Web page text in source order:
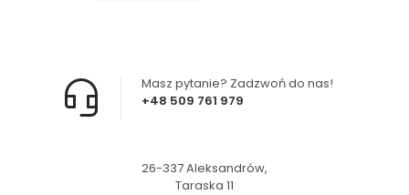
stronie
produktu
+48 509 761 979
Masz pytanie? Zadzwoń do nas!
26-337 Aleksandrów,
Taraska 11